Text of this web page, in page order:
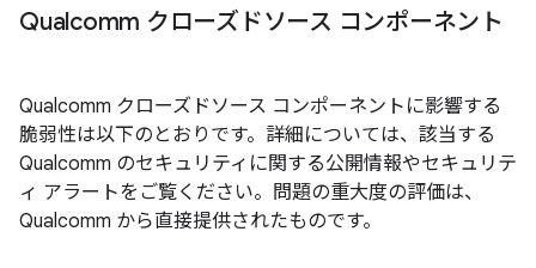
Qualcomm クローズドソース コンポーネント
Qualcomm クローズドソース コンポーネントに影響する
脆弱性は以下のとおりです。詳細については、該当する
Qualcomm のセキュリティに関する公開情報やセキュリテ
ィ アラートをご覧ください。問題の重大度の評価は、
Qualcomm から直接提供されたものです。